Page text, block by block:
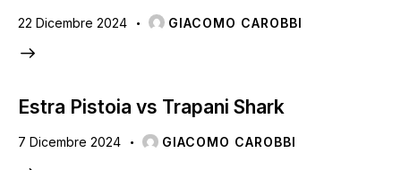
22 Dicembre 2024 GIACOMO CAROBBI
Estra Pistoia vs Trapani Shark
7 Dicembre 2024 GIACOMO CAROBBI